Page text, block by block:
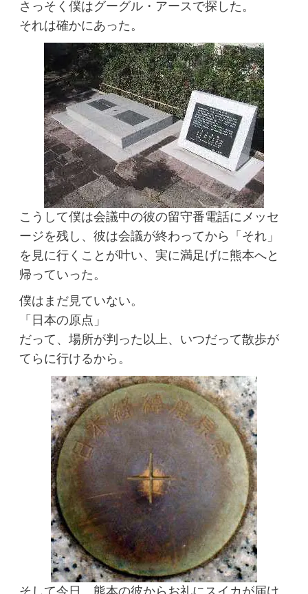
さっそく僕はグーグル・アースで探した。
それは確かにあった。
こうして僕は会議中の彼の留守番電話にメッセ
ージを残し、彼は会議が終わってから「それ」
を見に行くことが叶い、実に満足げに熊本へと
帰っていった。
僕はまだ見ていない。
「日本の原点」
だって、場所が判った以上、いつだって散歩が
てらに行けるから。